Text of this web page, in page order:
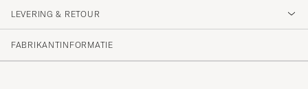
LEVERING & RETOUR
FABRIKANTINFORMATIE